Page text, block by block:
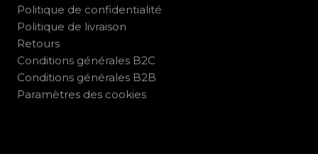
Politique de confidentialité
Politique de livraison
Retours
Conditions générales B2C
Conditions générales B2B
Paramètres des cookies